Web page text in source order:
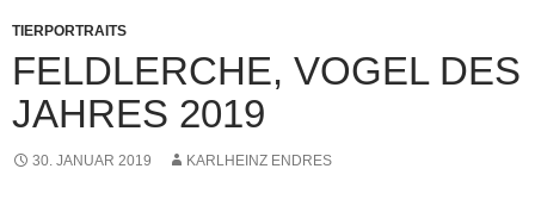
TIERPORTRAITS
FELDLERCHE, VOGEL DES
JAHRES 2019
30. JANUAR 2019 KARLHEINZ ENDRES